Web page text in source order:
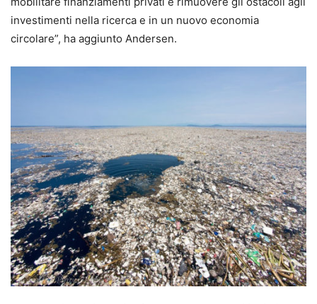
investimenti nella ricerca e in un nuovo economia
circolare”, ha aggiunto Andersen.